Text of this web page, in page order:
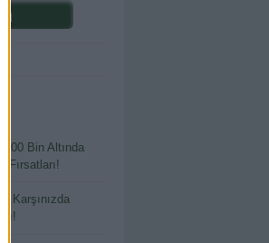
Bin Altında
Fırsatları!
Karşınızda